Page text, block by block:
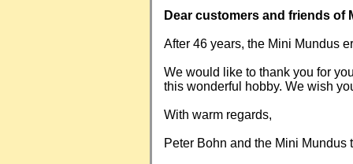
Dear customers and friends of
After 46 years, the Mini Mundus
We would like to thank you for
this wonderful hobby. We wish
With warm regards,
Peter Bohn and the Mini Mundus